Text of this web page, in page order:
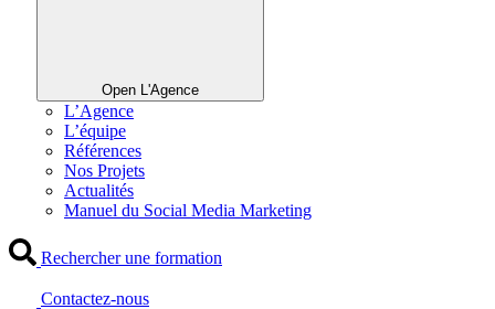
Open L'Agence
L’Agence
L’équipe
Références
Nos Projets
Actualités
Manuel du Social Media Marketing
Rechercher une formation
Contactez-nous